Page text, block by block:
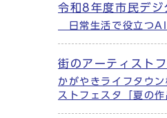
令和8年度市民デジ
日常生活で役立つAI
街のアーティスト
かがやきライフタウ
ストフェスタ「夏の